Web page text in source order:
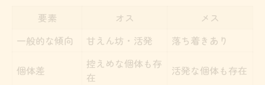
要素 オス
メス
一般的な傾向
甘えん坊・活発 落ち着きあり
個体差
控えめな個体も存
在
活発な個体も存在